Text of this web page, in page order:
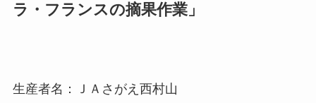
ラ・フランスの摘果作業」
生産者名：ＪＡさがえ西村山